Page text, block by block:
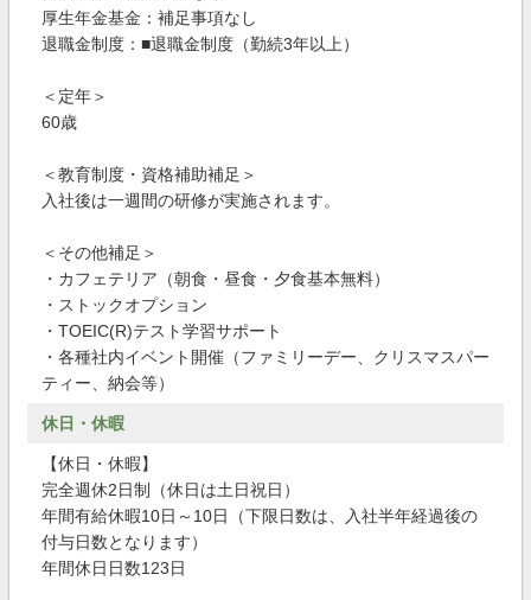
厚生年金基金：補足事項なし
退職金制度：■退職金制度（勤続3年以上）
＜定年＞
60歳
＜教育制度・資格補助補足＞
入社後は一週間の研修が実施されます。
＜その他補足＞
・カフェテリア（朝食・昼食・夕食基本無料）
・ストックオプション
・TOEIC(R)テスト学習サポート
・各種社内イベント開催（ファミリーデー、クリスマスパー
ティー、納会等）
休日・休暇
【休日・休暇】
完全週休2日制（休日は土日祝日）
年間有給休暇10日～10日（下限日数は、入社半年経過後の
付与日数となります）
年間休日日数123日